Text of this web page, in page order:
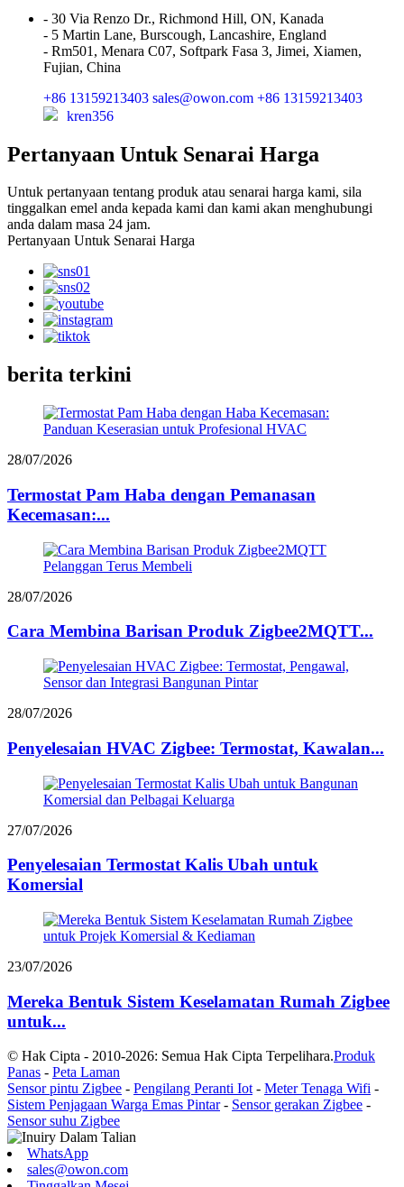
- 30 Via Renzo Dr., Richmond Hill, ON, Kanada
- 5 Martin Lane, Burscough, Lancashire, England
- Rm501, Menara C07, Softpark Fasa 3, Jimei, Xiamen,
Fujian, China
+86 13159213403 sales@owon.com +86 13159213403
kren356
Pertanyaan Untuk Senarai Harga
Untuk pertanyaan tentang produk atau senarai harga kami, sila
tinggalkan emel anda kepada kami dan kami akan menghubungi
anda dalam masa 24 jam.
Pertanyaan Untuk Senarai Harga
berita terkini
28/07/2026
Termostat Pam Haba dengan Pemanasan
Kecemasan:...
28/07/2026
Cara Membina Barisan Produk Zigbee2MQTT...
28/07/2026
Penyelesaian HVAC Zigbee: Termostat, Kawalan...
27/07/2026
Penyelesaian Termostat Kalis Ubah untuk
Komersial
23/07/2026
Mereka Bentuk Sistem Keselamatan Rumah Zigbee
untuk...
© Hak Cipta - 2010-2026: Semua Hak Cipta Terpelihara.Produk
Panas - Peta Laman
Sensor pintu Zigbee - Pengilang Peranti Iot- Meter Tenaga Wifi -
Sistem Penjagaan Warga Emas Pintar- Sensor gerakan Zigbee -
Sensor suhu Zigbee
WhatsApp
sales@owon.com